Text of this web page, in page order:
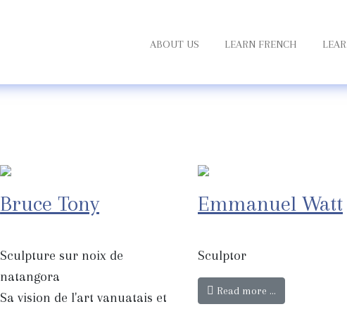
ABOUT US LEARN FRENCH
Bruce Tony
Sculpture sur noix de
natangora
Sa vision de l'art vanuatais et
Emmanuel Watt
Sculptor
Read more …